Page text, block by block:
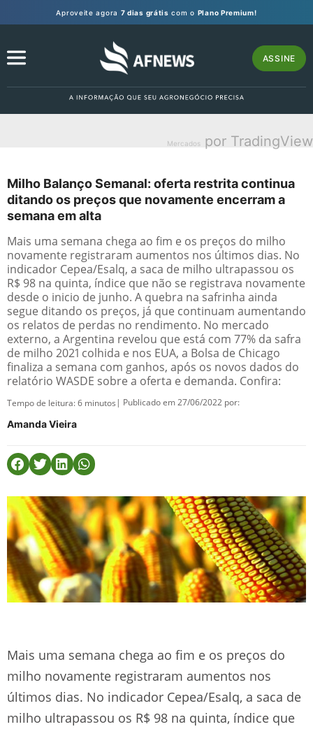
Aproveite agora 7 dias grátis com o Plano Premium!
ASSINE
Mercados por TradingView
Milho Balanço Semanal: oferta restrita continua
ditando os preços que novamente encerram a
semana em alta
Mais uma semana chega ao fim e os preços do milho
novamente registraram aumentos nos últimos dias. No
indicador Cepea/Esalq, a saca de milho ultrapassou os
R$ 98 na quinta, índice que não se registrava novamente
desde o inicio de junho. A quebra na safrinha ainda
segue ditando os preços, já que continuam aumentando
os relatos de perdas no rendimento. No mercado
externo, a Argentina revelou que está com 77% da safra
de milho 2021 colhida e nos EUA, a Bolsa de Chicago
finaliza a semana com ganhos, após os novos dados do
relatório WASDE sobre a oferta e demanda. Confira:
Tempo de leitura:6 minutos | Publicado em 27/06/2022 por:
Amanda Vieira
Mais uma semana chega ao fim e os preços do
milho novamente registraram aumentos nos
últimos dias. No indicador Cepea/Esalq, a saca de
milho ultrapassou os R$ 98 na quinta, índice que